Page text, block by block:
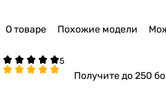
О товаре Похожие модели
Получитедо 250